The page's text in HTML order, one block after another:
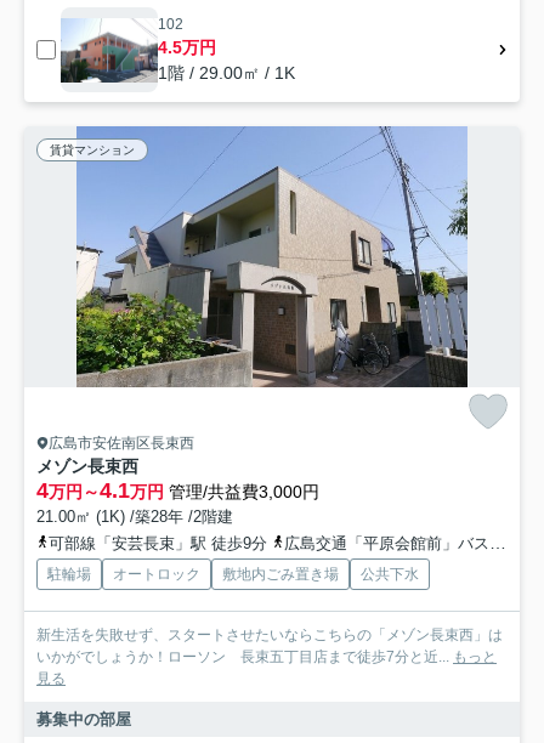
102
4.5万円
1階 / 29.00㎡ / 1K
賃貸マンション
広島市安佐南区長束西
メゾン長束西
4万円～4.1万円 管理/共益費3,000円
21.00㎡ (1K) /築28年 /2階建
可部線「安芸長束」駅 徒歩9分
広島交通「平原会館前」バス停下車 徒歩3分
駐輪場 オートロック 敷地内ごみ置き場 公共下水
新生活を失敗せず、スタートさせたいならこちらの「メゾン長束西」は
いかがでしょうか！ローソン 長束五丁目店まで徒歩7分と近... もっと
見る
募集中の部屋